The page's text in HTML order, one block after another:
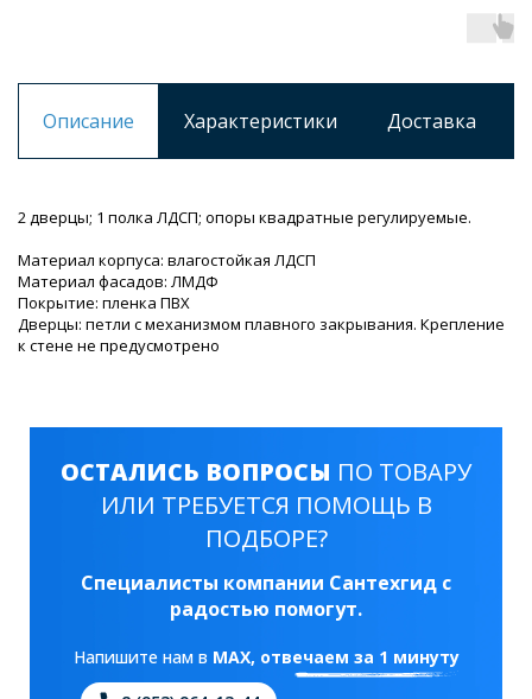
Описание Характеристики Доставка
2 дверцы; 1 полка ЛДСП; опоры квадратные регулируемые.
Материал корпуса: влагостойкая ЛДСП
Материал фасадов: ЛМДФ
Покрытие: пленка ПВХ
Дверцы: петли с механизмом плавного закрывания. Крепление
к стене не предусмотрено
ОСТАЛИСЬ ВОПРОСЫ ПО ТОВАРУ
ИЛИ ТРЕБУЕТСЯ ПОМОЩЬ В
ПОДБОРЕ?
Специалисты компании Сантехгид с
радостью помогут.
Напишите нам в MAX, отвечаем за 1 минуту